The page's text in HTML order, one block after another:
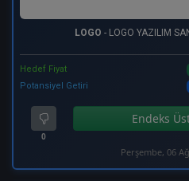
LOGO - LOGO YAZILIM
Hedef Fiyat
Potansiyel Getiri
0
Endeks
Perşembe, 06